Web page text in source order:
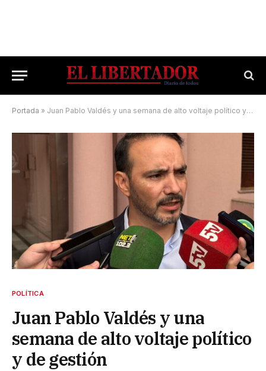
Portada » Juan Pablo Valdés y una semana de alto voltaje político y de gestión
POLÍTICA
Juan Pablo Valdés y una
semana de alto voltaje político
y de gestión